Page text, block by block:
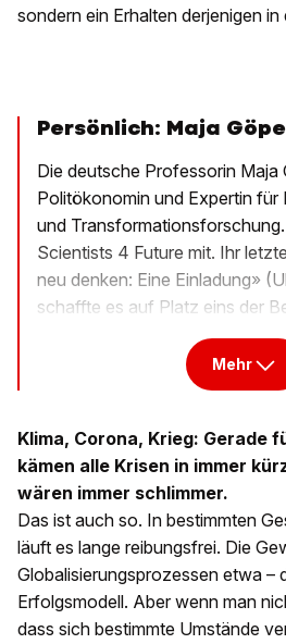
sondern ein Erhalten derjenigen in
Persönlich: Maja
Die deutsche Professorin Maja
Politökonomin und Expertin für
und
Scientists 4 Future mit. Ihr
neu denken: Eine Einladung»
schaffte es auf Platz eins der
Mehr
Klima, Corona, Krieg: Gerade
kämen alle Krisen in immer
wären immer schlimmer.
Das ist auch so. In bestimmten
läuft es lange reibungsfrei. Die
Globalisierungsprozessen etwa –
Erfolgsmodell. Aber wenn man
dass sich bestimmte Umstände